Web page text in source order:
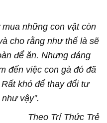
những con vật còn
cho rằng như thế là sẽ
để ăn. Nhưng đáng
đến việc con gà đó đã
khó để thay đổi tư
vậy”.
Theo Trí Thức Trẻ